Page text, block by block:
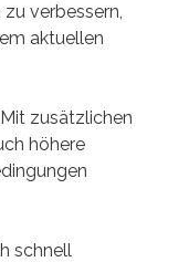
verbessern,
aktuellen
zusätzlichen
höhere
schnell